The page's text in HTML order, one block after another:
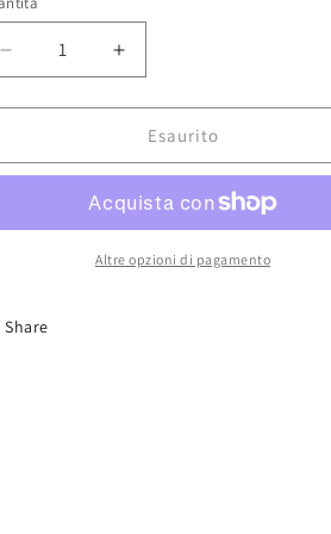
Diminuisci
quantità
per
Piece
Aumenta
quantità
per
One
Piece
Sunny
Esaurito
Altre opzioni di pagamento
Share